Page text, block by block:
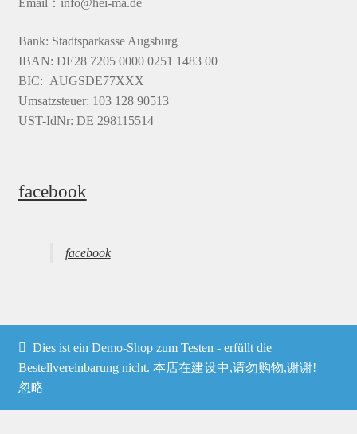
Email：info@hei-ma.de
Bank: Stadtsparkasse Augsburg
IBAN: DE28 7205 0000 0251 1483 00
BIC: AUGSDE77XXX
Umsatzsteuer: 103 128 90513
UST-IdNr: DE 298115514
facebook
facebook
© Heima online 2026
Dies ist ein Demo-Shop zum Testen - erfüllt die
Bestellvereinbarung nicht. 本店在建设中,请勿购物,谢谢!
忽略